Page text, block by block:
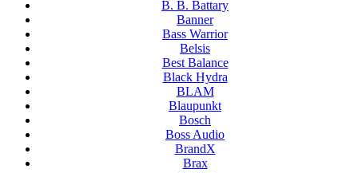
B. B. Battary
Banner
Bass Warrior
Belsis
Best Balance
Black Hydra
BLAM
Blaupunkt
Bosch
Boss Audio
BrandX
Brax